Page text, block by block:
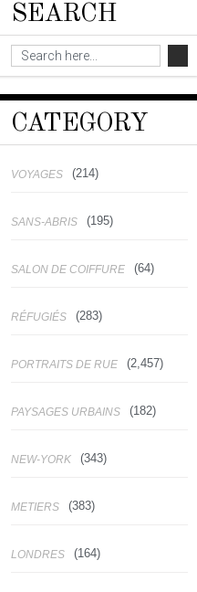
SEARCH
CATEGORY
VOYAGES (214)
SANS-ABRIS (195)
SALON DE COIFFURE (64)
RÉFUGIÉS (283)
PORTRAITS DE RUE (2,457)
PAYSAGES URBAINS (182)
NEW-YORK (343)
METIERS (383)
LONDRES (164)